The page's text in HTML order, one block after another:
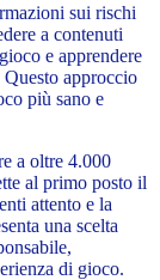
sui rischi
a contenuti
e apprendere
approccio
più sano e
a oltre 4.000
al primo posto il
attento e la
una scelta
di gioco.